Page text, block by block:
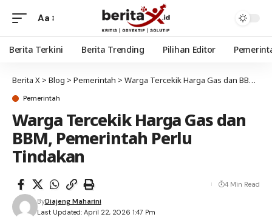
Aa
Berita Terkini Berita Trending Pilihan Editor
Berita X > Blog > Pemerintah > Warga Tercekik Harga Gas dan BBM, Pemerintah Perlu Tindakan
Pemerintah
Warga Tercekik Harga Gas dan
BBM, Pemerintah Perlu
Tindakan
Last Updated: April 22, 2026 1:47 Pm
ByDiajeng Maharini
4 Min Read